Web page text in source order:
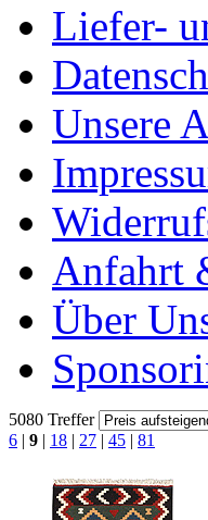
Liefer-
Unsere
Anfahrt
Über
5080 Treffer
6 | 9 | 18 | 27 | 45 | 81